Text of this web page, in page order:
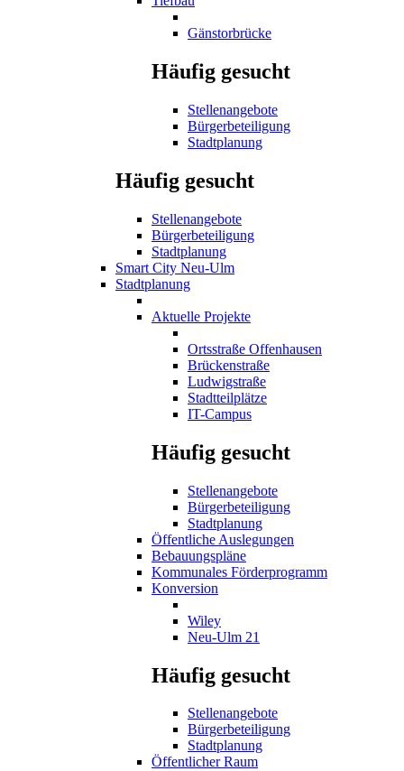
Gänstorbrücke
Häufig gesucht
Stellenangebote
Bürgerbeteiligung
Stadtplanung
Häufig gesucht
Stellenangebote
Bürgerbeteiligung
Stadtplanung
Smart City Neu-Ulm
Stadtplanung
Aktuelle Projekte
Ortsstraße Offenhausen
Brückenstraße
Ludwigstraße
Stadtteilplätze
IT-Campus
Häufig gesucht
Stellenangebote
Bürgerbeteiligung
Stadtplanung
Öffentliche Auslegungen
Bebauungspläne
Kommunales Förderprogramm
Konversion
Wiley
Neu-Ulm 21
Häufig gesucht
Stellenangebote
Bürgerbeteiligung
Stadtplanung
Öffentlicher Raum